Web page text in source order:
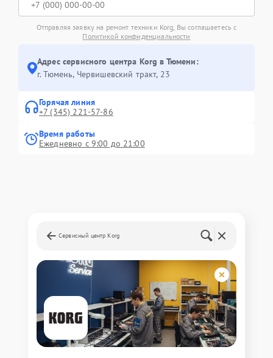
Отправляя заявку на ремонт техники Korg, Вы соглашаетесь с
Политикой конфиденциальности
Адрес сервисного центра Korg в Тюмени:
г. Тюмень, ​Червишевский тракт, 23
Горячая линия
+7 (345) 221-57-86
Время работы
Ежедневно с 9:00 до 21:00
Сервисный центр Korg